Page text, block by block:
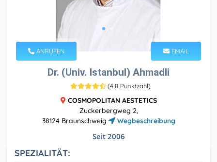
ANRUFEN EMAIL
Dr. (Univ. Istanbul) Ahmadli
(4,8 Punktzahl)
COSMOPOLITAN AESTETICS
Zuckerbergweg 2,
38124 Braunschweig
Wegbeschreibung
Seit 2006
SPEZIALITÄT: